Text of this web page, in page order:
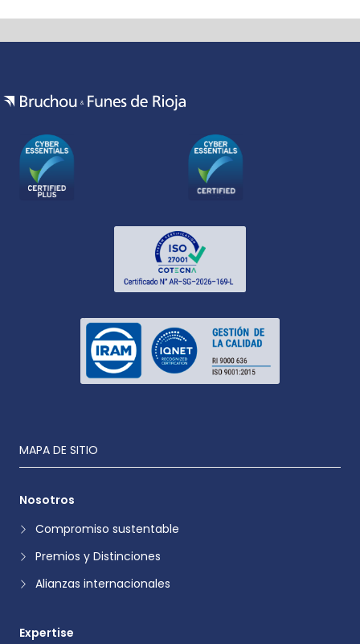
MAPA DE SITIO
Nosotros
Compromiso sustentable
Premios y Distinciones
Alianzas internacionales
Expertise